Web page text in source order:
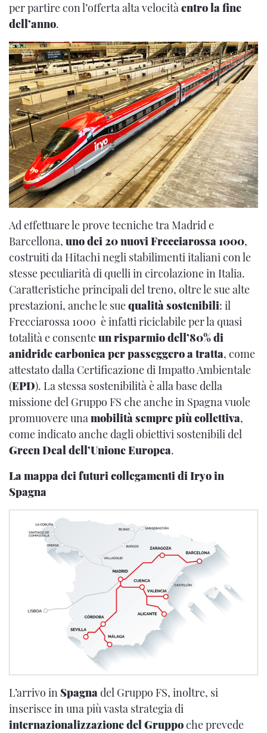
per partire con l’offerta alta velocitàentro la fine
dell’anno.
Ad effettuare le prove tecniche tra Madrid e
Barcellona, uno dei 20 nuovi Frecciarossa 1000,
costruiti da Hitachi negli stabilimenti italiani con le
stesse peculiarità di quelli in circolazione in Italia.
Caratteristiche principali del treno, oltre le sue alte
prestazioni, anche le suequalità sostenibili: il
Frecciarossa 1000 è infatti riciclabile per la quasi
totalità e consenteun risparmio dell’80% di
anidride carbonica per passeggero a tratta, come
attestato dalla Certificazione di Impatto Ambientale
(EPD). La stessa sostenibilità è alla base della
missione del Gruppo FS che anche in Spagna vuole
promuovere una mobilità sempre più collettiva,
come indicato anche dagli obiettivi sostenibili del
Green Deal dell’Unione Europea.
La mappa dei futuri collegamenti di Iryo in
Spagna
L’arrivo in Spagnadel Gruppo FS, inoltre, si
inserisce in una più vasta strategia di
internazionalizzazione del Gruppoche prevede